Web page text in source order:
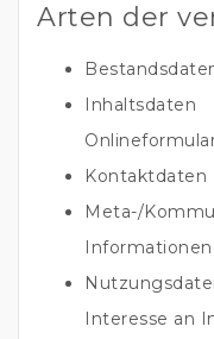
Arten der
Kontaktdaten
Meta-/
Interesse an